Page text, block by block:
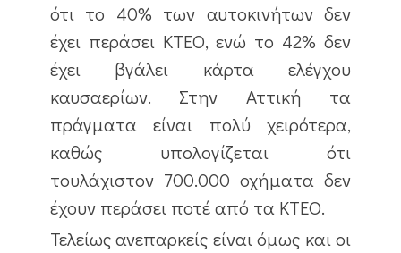
ότι το 40% των αυτοκινήτων δεν
έχει περάσει ΚΤΕΟ, ενώ το 42% δεν
έχει βγάλει κάρτα ελέγχου
καυσαερίων. Στην Αττική τα
πράγματα είναι πολύ χειρότερα,
καθώς υπολογίζεται ότι
τουλάχιστον 700.000 οχήματα δεν
έχουν περάσει ποτέ από τα ΚΤΕΟ.
Τελείως ανεπαρκείς είναι όμως και οι